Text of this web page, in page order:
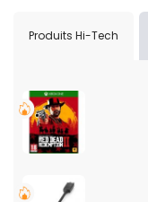
Produits Hi-Tech